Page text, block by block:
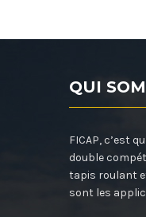
QUI
FICAP, c’est
double
tapis roulant
sont les